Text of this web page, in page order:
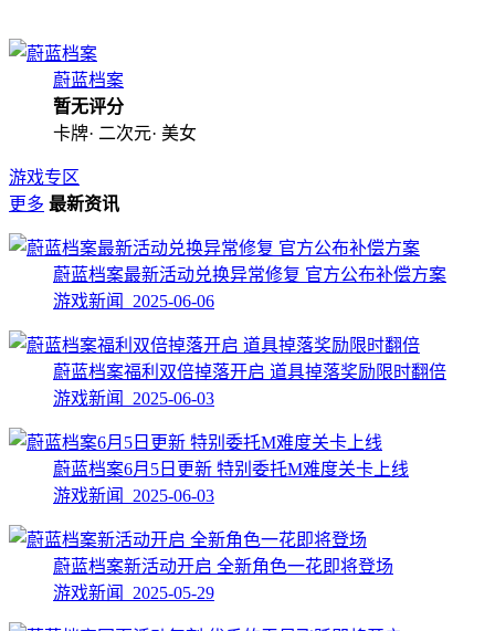
蔚蓝档案
暂无评分
卡牌· 二次元· 美女
游戏专区
更多 最新资讯
蔚蓝档案最新活动兑换异常修复 官方公布补偿方案
游戏新闻 2025-06-06
蔚蓝档案福利双倍掉落开启 道具掉落奖励限时翻倍
游戏新闻 2025-06-03
蔚蓝档案6月5日更新 特别委托M难度关卡上线
游戏新闻 2025-06-03
蔚蓝档案新活动开启 全新角色一花即将登场
游戏新闻 2025-05-29